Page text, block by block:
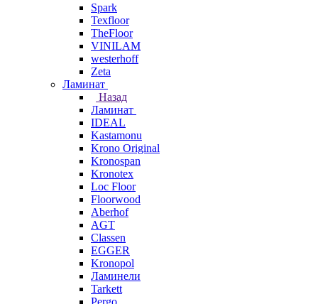
Spark
Texfloor
TheFloor
VINILAM
westerhoff
Zeta
Ламинат
Назад
Ламинат
IDEAL
Kastamonu
Krono Original
Kronospan
Kronotex
Loc Floor
Floorwood
Aberhof
AGT
Classen
EGGER
Kronopol
Ламинели
Tarkett
Pergo